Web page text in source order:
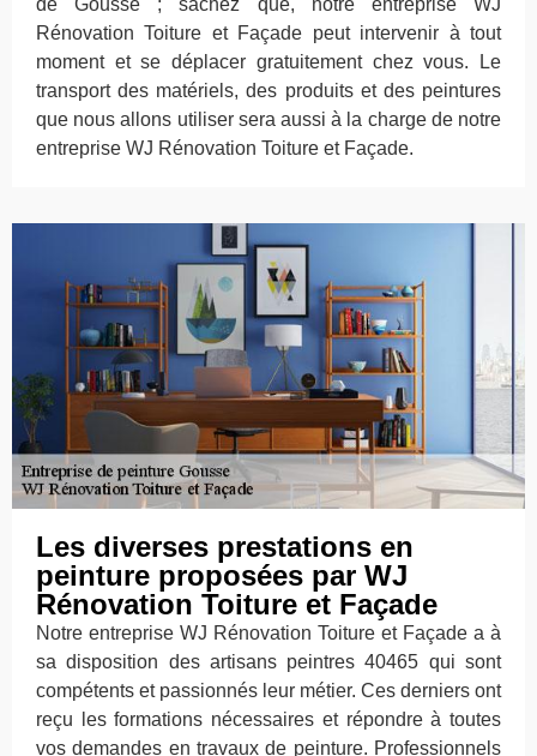
de Gousse ; sachez que, notre entreprise WJ
Rénovation Toiture et Façade peut intervenir à tout
moment et se déplacer gratuitement chez vous. Le
transport des matériels, des produits et des peintures
que nous allons utiliser sera aussi à la charge de notre
entreprise WJ Rénovation Toiture et Façade.
Les diverses prestations en
peinture proposées par WJ
Rénovation Toiture et Façade
Notre entreprise WJ Rénovation Toiture et Façade a à
sa disposition des artisans peintres 40465 qui sont
compétents et passionnés leur métier. Ces derniers ont
reçu les formations nécessaires et répondre à toutes
vos demandes en travaux de peinture. Professionnels